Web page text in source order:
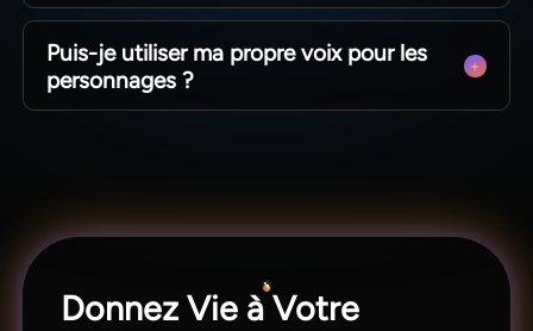
minutes. C'est idéal pour créer toute une série de
dessins animés.
Magiclight AI en a beaucoup ! Vous pouvez
choisir des styles 3D qui ressemblent à Pixar, des
styles anime comme Ghibli, ou même des styles
qui ressemblent à un livre d'images dessiné à la
Puis-je utiliser ma propre voix pour les
personnages ?
Donnez Vie à Votre